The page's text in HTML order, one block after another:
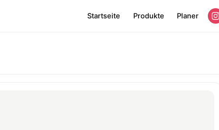
Startseite Produkte Planer